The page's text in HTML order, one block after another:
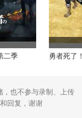
二季 勇者死了！
，也不参与录制、上传
回复，谢谢